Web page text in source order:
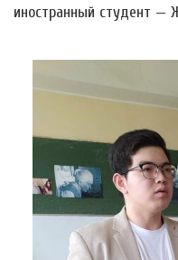
иностранный студент —